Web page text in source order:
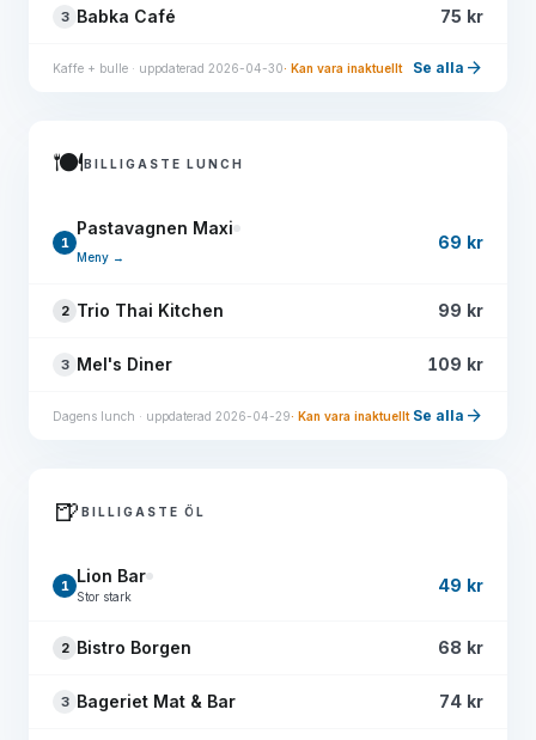
3 Babka Café 75 kr
Kaffe + bulle · uppdaterad 2026-04-30· Kan vara inaktuellt Se alla arrow_forward
🍽️BILLIGASTE LUNCH
1
Pastavagnen Maxi
Meny →
69 kr
2 Trio Thai Kitchen 99 kr
3 Mel's Diner 109 kr
Dagens lunch · uppdaterad 2026-04-29· Kan vara inaktuellt Se alla arrow_forward
🍺 BILLIGASTE ÖL
1 Lion Bar
Stor stark
49 kr
2 Bistro Borgen 68 kr
3 Bageriet Mat & Bar 74 kr